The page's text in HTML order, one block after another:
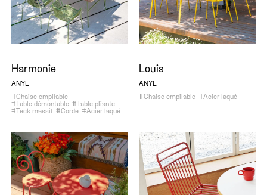
Harmonie
ANYE
#Chaise empilable
#Table démontable #Table pliante
#Teck massif #Corde #Acier laqué
Louis
ANYE
#Chaise empilable #Acier laqué